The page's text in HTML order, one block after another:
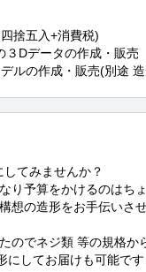
捨五入+消費税)
Dデータの作成・販売
ルの作成・販売(別途
てみませんか？
り予算をかけるのはち
想の造形をお手伝いさ
のでネジ類 等の規格
にしてお届けも可能です